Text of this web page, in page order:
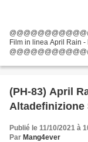
Film in linea April Rain
2014, Generi: Azione
(PH-83) April
Altadefinizione
Publié le 11/10/2021 à
Par Mang4ever